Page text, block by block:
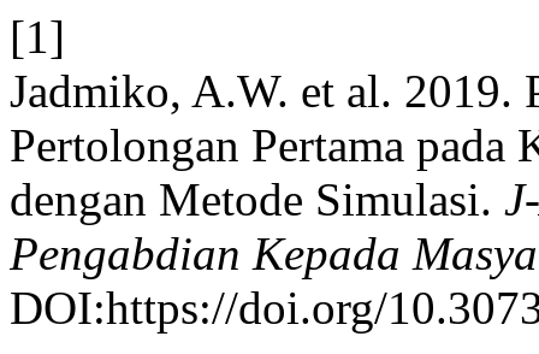
[1]
Jadmiko, A.W. et al. 2019.
Pertolongan Pertama
dengan Metode Simulasi.
Pengabdian Kepada
DOI:https://doi.org/